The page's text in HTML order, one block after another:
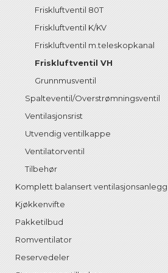
Friskluftventil 80T
Friskluftventil K/KV
Friskluftventil m.teleskopkanal
Friskluftventil VH
Grunnmusventil
Spalteventil/Overstrømningsventil
Ventilasjonsrist
Utvendig ventilkappe
Ventilatorventil
Tilbehør
Komplett balansert ventilasjonsanlegg
Kjøkkenvifte
Pakketilbud
Romventilator
Reservedeler